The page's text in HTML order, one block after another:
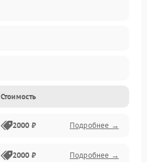
Стоимость
2000 ₽ Подробнее →
2000 ₽ Подробнее →